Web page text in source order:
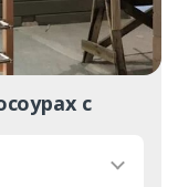
с